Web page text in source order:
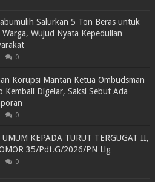
Salurkan 5 Ton Beras untuk
Warga, Wujud Nyata Kepedulian
0
Korupsi Mantan Ketua Ombudsman
Kembali Digelar, Saksi Sebut Ada
0
UMUM KEPADA TURUT TERGUGAT II,
35/Pdt.G/2026/PN Llg
0